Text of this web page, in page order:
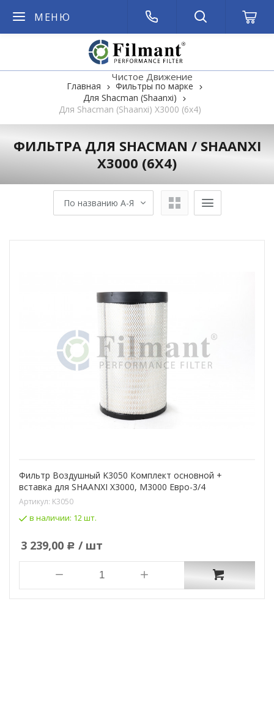
МЕНЮ
Чистое Движение
Главная
Фильтры по марке
Для Shacman (Shaanxi)
Для Shacman (Shaanxi) X3000 (6x4)
ФИЛЬТРА ДЛЯ SHACMAN / SHAANXI
X3000 (6X4)
По названию А-Я
Фильтр Воздушный K3050 Комплект основной +
вставка для SHAANXI X3000, M3000 Евро-3/4
Артикул: K3050
в наличии: 12 шт.
3 239,00 Р / шт